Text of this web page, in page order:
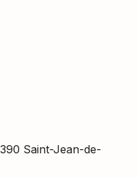
Saint-Jean-de-